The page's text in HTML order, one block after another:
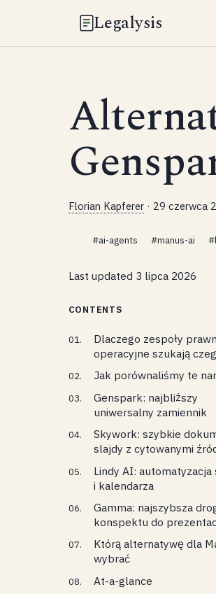
Florian Kapferer· 29 czerwca
#ai-agents #manus-ai
Last updated 3 lipca 2026
CONTENTS
Dlaczego zespoły
operacyjne szukają
Manus
Jak porównaliśmy te
Genspark: najbliższy
uniwersalny zamiennik
Skywork: szybkie
slajdy z cytowanymi
Lindy AI: automatyzacja
i kalendarza
Gamma: najszybsza
konspektu do
Którą alternatywę dla
wybrać
At-a-glance
Legalysis